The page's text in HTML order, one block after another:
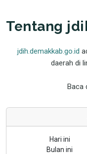
Tentang
jdih.demakkab.go.id
daerah di
Baca
Hari ini
Bulan ini